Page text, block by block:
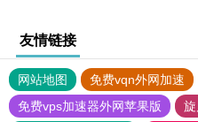
友情链接
网站地图 免费vqn外网加速
免费vps加速器外网苹果版